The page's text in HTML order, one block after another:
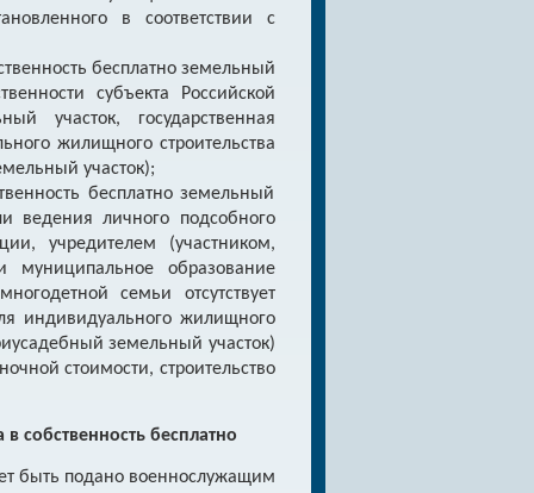
в соответствии с
бесплатно земельный
субъекта Российской
участок, государственная
жилищного строительства
участок);
бесплатно земельный
ведения личного подсобного
учредителем (участником,
муниципальное образование
семьи отсутствует
индивидуального жилищного
земельный участок)
стоимости, строительство
собственность бесплатно
быть подано военнослужащим